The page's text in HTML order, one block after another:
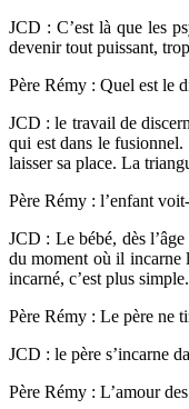
JCD : C’est là que les
devenir tout puissant,
Père Rémy : Quel est le
JCD : le travail de
qui est dans le fusionnel.
laisser sa place. La
Père Rémy : l’enfant
JCD : Le bébé, dès
du moment où il incarne
incarné, c’est plus simple.
Père Rémy : Le père ne
JCD : le père s’incarne
Père Rémy : L’amour